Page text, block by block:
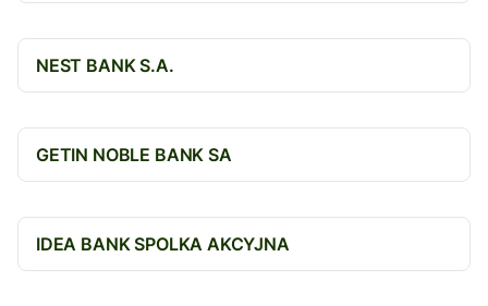
NEST BANK S.A.
GETIN NOBLE BANK SA
IDEA BANK SPOLKA AKCYJNA